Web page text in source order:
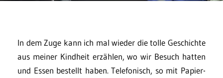
In dem Zuge kann ich mal wieder die tolle Geschichte
aus meiner Kindheit erzählen, wo wir Besuch hatten
und Essen bestellt haben. Telefonisch, so mit Papier-